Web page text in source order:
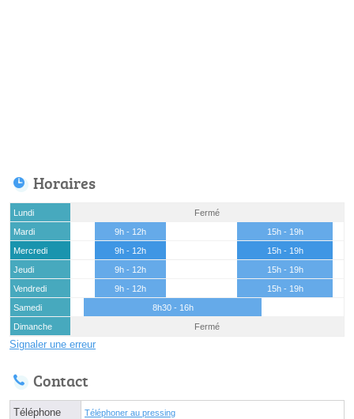
Horaires
Lundi
Fermé
Mardi
9h - 12h
15h - 19h
Mercredi
9h - 12h
15h - 19h
Jeudi
9h - 12h
15h - 19h
Vendredi
9h - 12h
15h - 19h
Samedi
8h30 - 16h
Dimanche
Fermé
Signaler une erreur
Contact
Téléphone Téléphoner au pressing